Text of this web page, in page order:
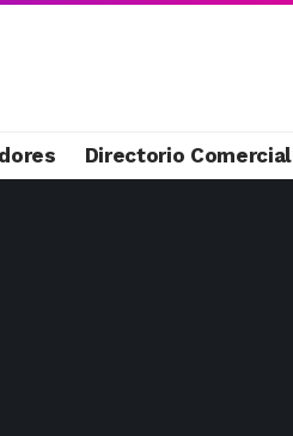
Directorio Comercial